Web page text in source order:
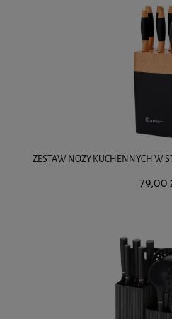
ZESTAW NOŻY KUCHENNYCH W
79,00